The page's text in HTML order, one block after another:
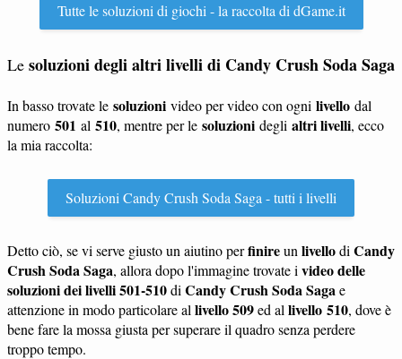
Tutte le soluzioni di giochi - la raccolta di dGame.it
Le soluzioni degli altri livelli di Candy Crush Soda Saga
In basso trovate le soluzioni video per video con ogni livello dal
numero 501 al 510, mentre per le soluzioni degli altri livelli, ecco
la mia raccolta:
Soluzioni Candy Crush Soda Saga - tutti i livelli
Detto ciò, se vi serve giusto un aiutino perfinireun livellodi Candy
Crush Soda Saga, allora dopo l'immagine trovate i video delle
soluzioni dei livelli 501-510di Candy Crush Soda Sagae
attenzione in modo particolare al livello 509ed al livello 510, dove è
bene fare la mossa giusta per superare il quadro senza perdere
troppo tempo.